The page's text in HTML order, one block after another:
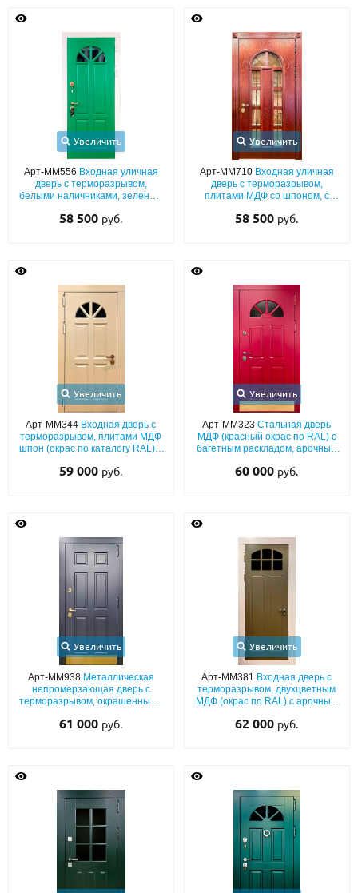
Увеличить
Арт-ММ556 Входная уличная
дверь с терморазрывом,
белыми наличниками, зеленым
полукруглым стеклом
58 500 руб.
Увеличить
Арт-ММ710 Входная уличная
дверь с терморазрывом,
плитами МДФ со шпоном, с
58 500 руб.
Увеличить
Арт-ММ344 Входная дверь с
терморазрывом, плитами МДФ
шпон (окрас по каталогу RAL) с
59 000 руб.
Увеличить
Арт-ММ323Стальная дверь
МДФ (красный окрас по RAL) с
багетным раскладом, арочным
60 000 руб.
Увеличить
Арт-ММ938 Металлическая
непромерзающая дверь с
терморазрывом, окрашенными
RAL) с латунным отбойником
61 000 руб.
Увеличить
Арт-ММ381 Входная дверь с
терморазрывом, двухцветным
МДФ (окрас по RAL) с арочным
62 000 руб.